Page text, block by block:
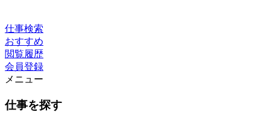
仕事検索
おすすめ
閲覧履歴
会員登録
メニュー
仕事を探す